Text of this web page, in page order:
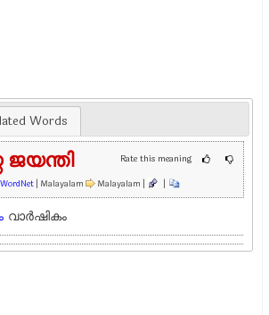
Words
Rate this meaning
| Malayalam Malayalam | |
വാർഷികം